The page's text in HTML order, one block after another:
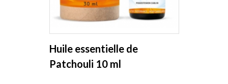
Huile essentielle de
Patchouli 10 ml